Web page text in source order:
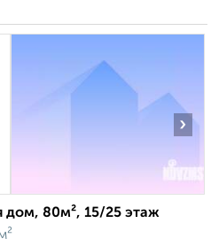
›
дом, 80м², 15/25 этаж